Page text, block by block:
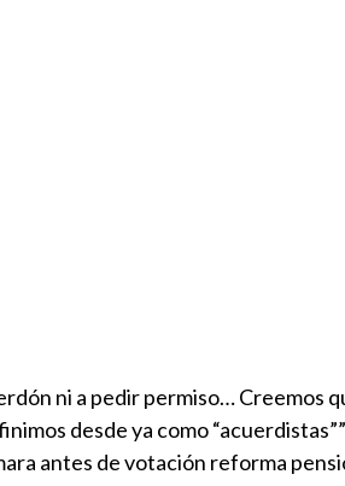
ni a pedir permiso… Creemos
desde ya como
antes de votación reforma